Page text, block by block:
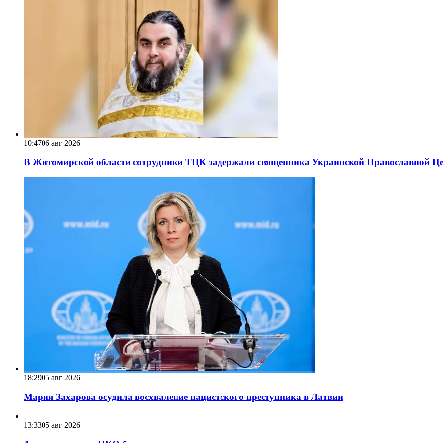
10:4706 авг 2026
В Житомирской области сотрудники ТЦК задержали священника Украинской Православной
18:2905 авг 2026
Мария Захарова осудила восхваление нацистского преступника в Латвии
13:3305 авг 2026